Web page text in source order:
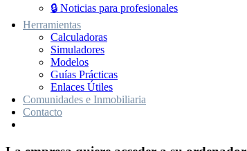
🔒 Noticias para profesionales
Herramientas
Calculadoras
Simuladores
Modelos
Guías Prácticas
Enlaces Útiles
Comunidades e Inmobiliaria
Contacto